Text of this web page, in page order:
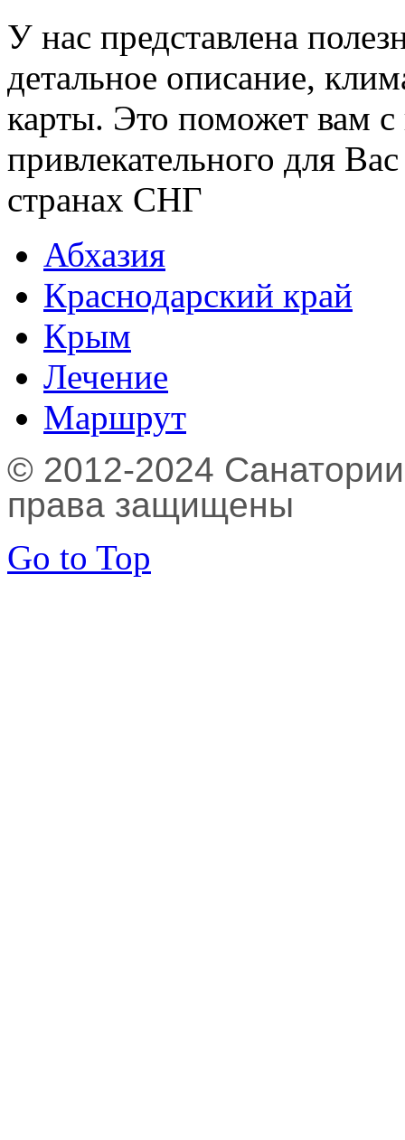
У нас представлена
детальное описание,
карты. Это поможет вам
привлекательного для
странах СНГ
Абхазия
Краснодарский край
Крым
Лечение
Маршрут
© 2012-2024
права защищены
Go to Top